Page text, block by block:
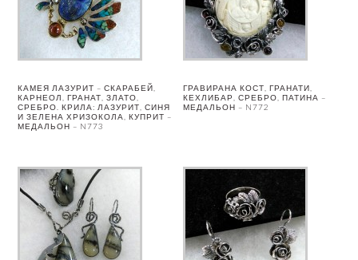
КАМЕЯ ЛАЗУРИТ – СКАРАБЕЙ,
КАРНЕОЛ, ГРАНАТ, ЗЛАТО,
СРЕБРО. КРИЛА: ЛАЗУРИТ, СИНЯ
И ЗЕЛЕНА ХРИЗОКОЛА, КУПРИТ –
МЕДАЛЬОН – N773
ГРАВИРАНА КОСТ, ГРАНАТИ,
КЕХЛИБАР, СРЕБРО, ПАТИНА –
МЕДАЛЬОН – N772